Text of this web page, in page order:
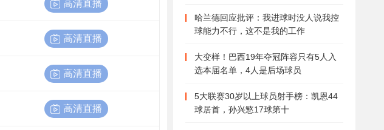
高清直播
高清直播
高清直播
高清直播
哈兰德回应批评：我进球时没人说我控
球能力不行，这不是我的工作
大变样！巴西19年夺冠阵容只有5人入
选本届名单，4人是后场球员
5大联赛30岁以上球员射手榜：凯恩44
球居首，孙兴慜17球第十